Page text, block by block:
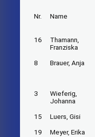
Nr. Name
16
Thamann,
Franziska
8 Brauer, Anja
3
Wieferig,
Johanna
15 Luers, Gisi
19 Meyer, Erika